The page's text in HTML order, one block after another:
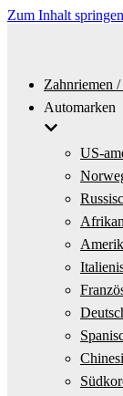
Zum Inhalt springen
Zahnriemen
Automarken
US-